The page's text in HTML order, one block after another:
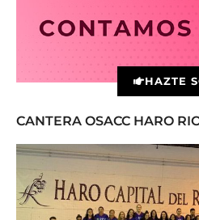
HAZTE
CANTERA OSACC HARO